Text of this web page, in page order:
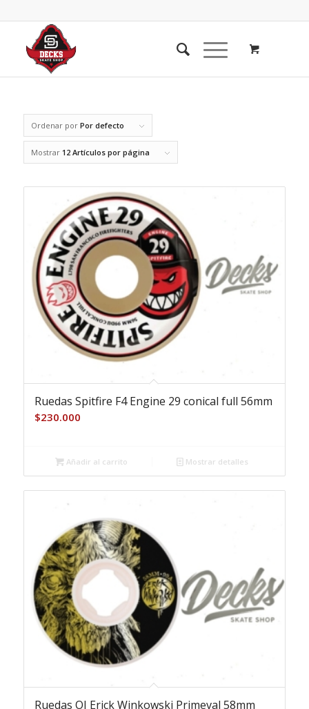
Ordenar por Por defecto
Mostrar 12 Artículos por página
Ruedas Spitfire F4 Engine 29 conical full 56mm
$230.000
Añadir al carrito Mostrar detalles
Ruedas OJ Erick Winkowski Primeval 58mm